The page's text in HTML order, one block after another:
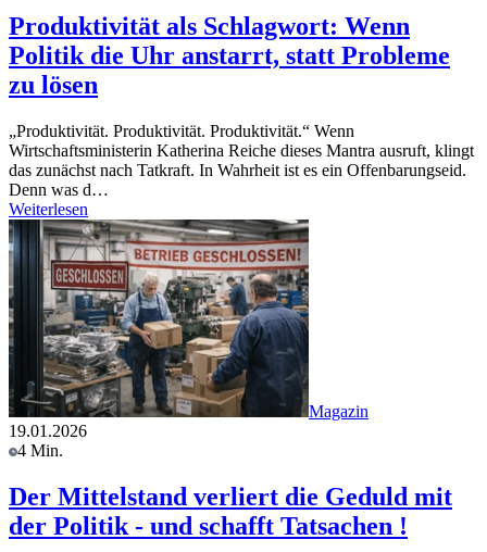
Produktivität als Schlagwort: Wenn
Politik die Uhr anstarrt, statt Probleme
zu lösen
„Produktivität. Produktivität. Produktivität.“ Wenn
Wirtschaftsministerin Katherina Reiche dieses Mantra ausruft, klingt
das zunächst nach Tatkraft. In Wahrheit ist es ein Offenbarungseid.
Denn was d…
Weiterlesen
Magazin
19.01.2026
4 Min.
Der Mittelstand verliert die Geduld mit
der Politik - und schafft Tatsachen !